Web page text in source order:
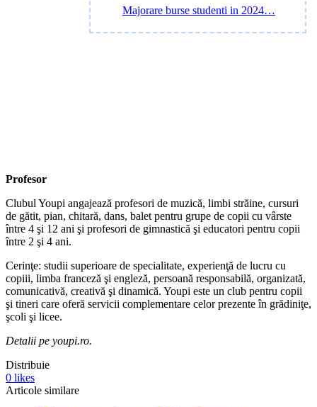
Majorare burse studenti in 2024…
Profesor
Clubul Youpi angajează profesori de muzică, limbi străine, cursuri
de gătit, pian, chitară, dans, balet pentru grupe de copii cu vârste
între 4 şi 12 ani şi profesori de gimnastică şi educatori pentru copii
între 2 şi 4 ani.
Cerinţe: studii superioare de specialitate, experienţă de lucru cu
copiii, limba franceză şi engleză, persoană responsabilă, organizată,
comunicativă, creativă şi dinamică. Youpi este un club pentru copii
şi tineri care oferă servicii complementare celor prezente în grădiniţe,
şcoli şi licee.
Detalii pe youpi.ro.
Distribuie
0 likes
Articole similare